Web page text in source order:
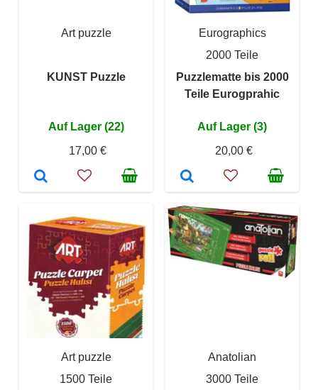
Art puzzle
KUNST Puzzle
Auf Lager (22)
17,00 €
Eurographics
2000 Teile
Puzzlematte bis 2000
Teile Eurogprahic
Auf Lager (3)
20,00 €
Art puzzle
1500 Teile
Anatolian
3000 Teile